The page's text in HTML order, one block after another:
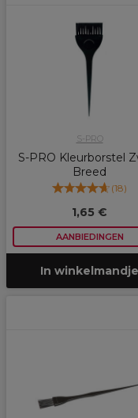
S-PRO
S-PRO Kleurborstel
Breed
(18)
1,65 €
AANBIEDINGEN
In winkelmandje